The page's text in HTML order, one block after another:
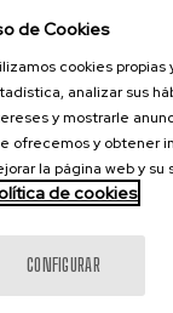
de Cookies
cookies propias
analizar sus
y mostrarle
ofrecemos y obtener
la página web y su
de cookies
CONFIGURAR